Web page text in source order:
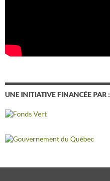
UNE INITIATIVE FINANCÉE PAR :